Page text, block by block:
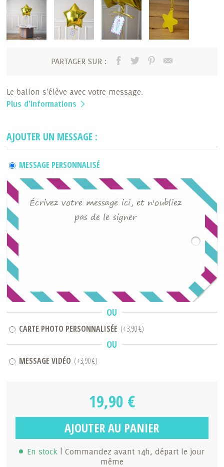
PARTAGER SUR :
Le ballon s'élève avec votre message.
Plus d'informations
AJOUTER UN MESSAGE :
MESSAGE PERSONNALISÉ
Écrivez votre message ici, et n'oubliez
pas de le signer
OU
CARTE PHOTO PERSONNALISÉE (+3,90 €)
OU
MESSAGE VIDÉO (+3,90 €)
19,90 €
AJOUTER AU PANIER
En stock
| Commandez avant 14h, départ le jour
même